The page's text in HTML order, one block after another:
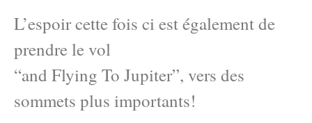
L’espoir cette fois ci est également de
prendre le vol
“and Flying To Jupiter”, vers des
sommets plus importants!